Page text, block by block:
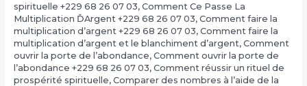
spirituelle +229 68 26 07 03, Comment Ce Passe La
Multiplication ĎArgent +229 68 26 07 03, Comment faire la
multiplication d’argent +229 68 26 07 03, Comment faire la
multiplication d’argent et le blanchiment d’argent, Comment
ouvrir la porte de l’abondance, Comment ouvrir la porte de
l’abondance +229 68 26 07 03, Comment réussir un rituel de
prospérité spirituelle, Comparer des nombres à l’aide de la